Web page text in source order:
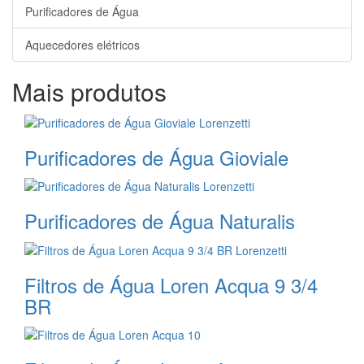
Purificadores de Água
Aquecedores elétricos
Mais produtos
Purificadores de Água Gioviale
Purificadores de Água Naturalis
Filtros de Água Loren Acqua 9 3/4
BR